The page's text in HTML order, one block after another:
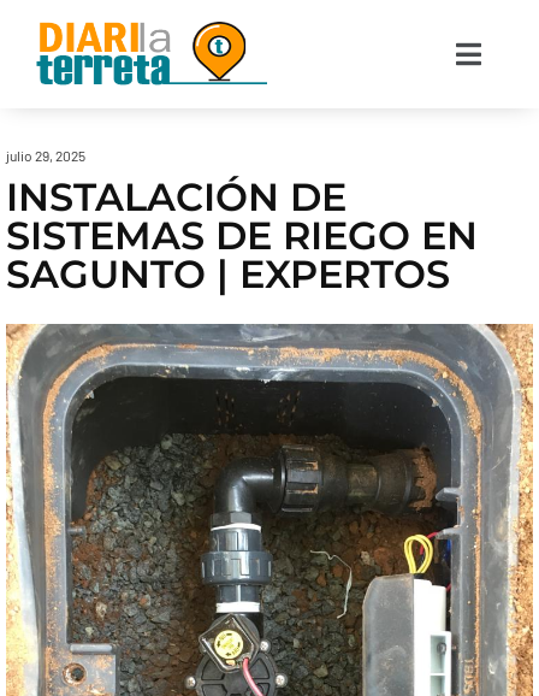
julio 29, 2025
INSTALACIÓN DE
SISTEMAS DE RIEGO EN
SAGUNTO | EXPERTOS